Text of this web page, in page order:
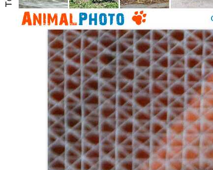
Спаниель